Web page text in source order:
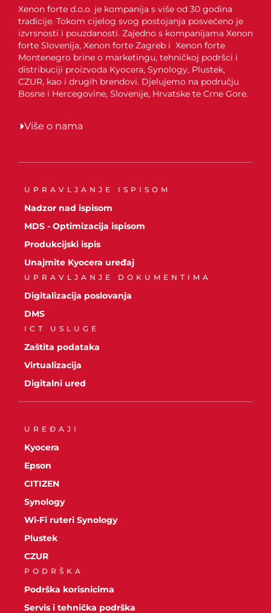
Xenon forte d.o.o. je kompanija s više od 30 godina
tradicije. Tokom cijelog svog postojanja posvećeno je
izvrsnosti i pouzdanosti. Zajedno s kompanijama Xenon
forte Slovenija, Xenon forte Zagreb i Xenon forte
Montenegro brine o marketingu, tehničkoj podršci i
distribuciji proizvoda Kyocera, Synology, Plustek,
CZUR, kao i drugih brendovi. Djelujemo na području
Bosne i Hercegovine, Slovenije, Hrvatske te Crne Gore.
Više o nama
UPRAVLJANJE ISPISOM
Nadzor nad ispisom
MDS - Optimizacija ispisom
Produkcijski ispis
Unajmite Kyocera uređaj
UPRAVLJANJE DOKUMENTIMA
Digitalizacija poslovanja
DMS
ICT USLUGE
Zaštita podataka
Virtualizacija
Digitalni ured
UREĐAJI
Kyocera
Epson
CITIZEN
Synology
Wi-Fi ruteri Synology
Plustek
CZUR
PODRŠKA
Podrška korisnicima
Servis i tehnička podrška